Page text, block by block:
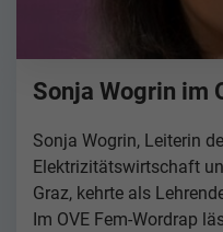
Sonja Wogrin im
Sonja Wogrin, Leiterin
Elektrizitätswirtschaft
Graz, kehrte als
Im OVE Fem-Wordrap